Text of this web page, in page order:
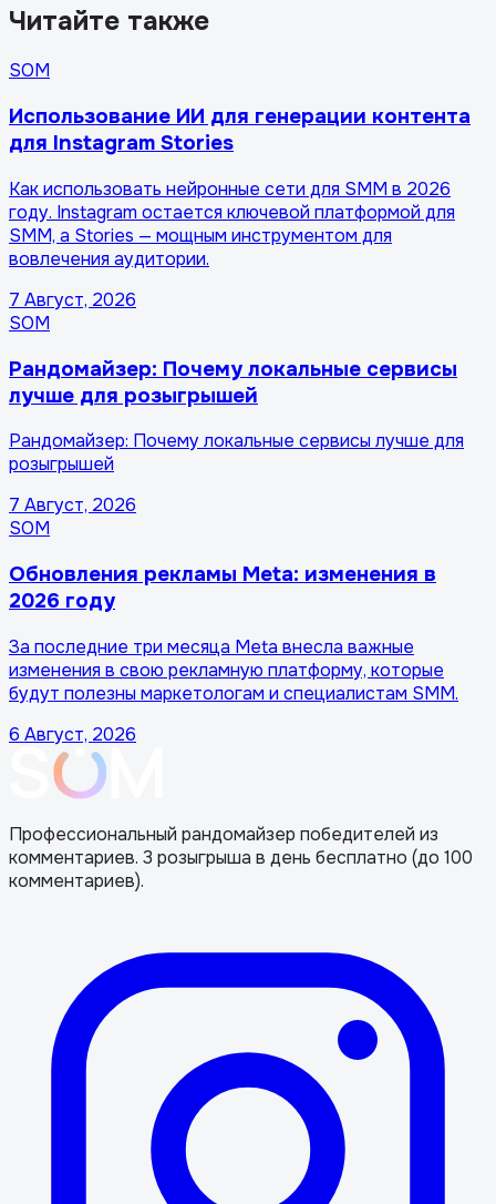
Читайте также
SOM
Использование ИИ для генерации контента
для Instagram Stories
Как использовать нейронные сети для SMM в 2026
году. Instagram остается ключевой платформой для
SMM, а Stories — мощным инструментом для
вовлечения аудитории.
7 Август, 2026
SOM
Рандомайзер: Почему локальные сервисы
лучше для розыгрышей
Рандомайзер: Почему локальные сервисы лучше для
розыгрышей
7 Август, 2026
SOM
Обновления рекламы Meta: изменения в
2026 году
За последние три месяца Meta внесла важные
изменения в свою рекламную платформу, которые
будут полезны маркетологам и специалистам SMM.
6 Август, 2026
Профессиональный рандомайзер победителей из
комментариев. 3 розыгрыша в день бесплатно (до 100
комментариев).